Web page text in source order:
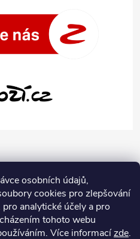
osobních údajů,
cookies pro zlepšování
analytické účely a pro
tohoto webu
Více informacízde.